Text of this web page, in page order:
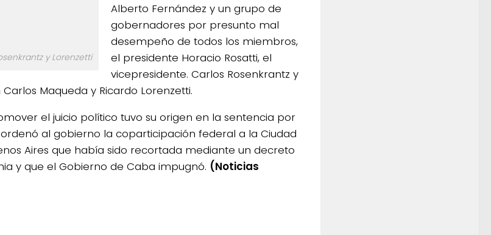
y Lorenzetti
Alberto Fernández y un grupo de
gobernadores por presunto mal
desempeño de todos los miembros,
el presidente Horacio Rosatti, el
vicepresidente. Carlos Rosenkrantz y
Maqueda y Ricardo Lorenzetti.
el juicio político tuvo su origen en la sentencia por
al gobierno la coparticipación federal a la Ciudad
Aires que había sido recortada mediante un decreto
y que el Gobierno de Caba impugnó. (Noticias